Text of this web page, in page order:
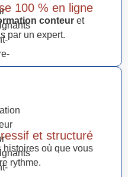
100 % en ligne
conteur et
par un expert.
et structuré
histoires où que vous
rythme.